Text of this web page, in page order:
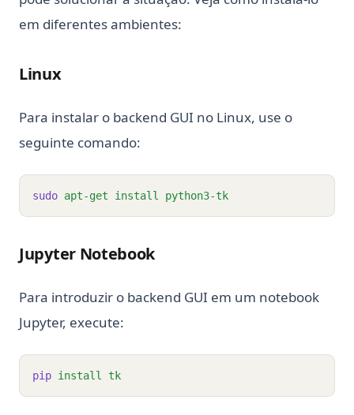
em diferentes ambientes:
Linux
Para instalar o backend GUI no Linux, use o
seguinte comando:
sudo apt-get install python3-tk
Jupyter Notebook
Para introduzir o backend GUI em um notebook
Jupyter, execute:
pip install tk